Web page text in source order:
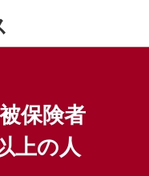
保険者
上の人